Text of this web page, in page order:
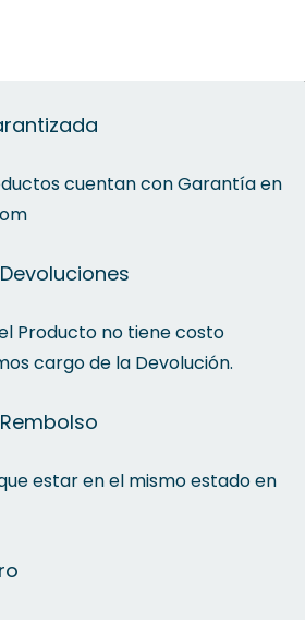
cuentan con Garantía en
Producto no tiene costo
cargo de la Devolución.
estar en el mismo estado en